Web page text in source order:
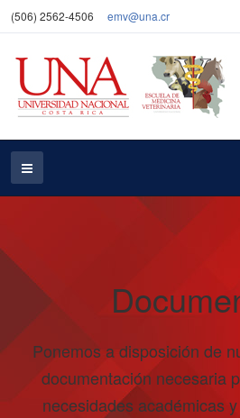
(506) 2562-4506 emv@una.cr
Ponemos a disposición de
documentación necesaria
necesidades académicas